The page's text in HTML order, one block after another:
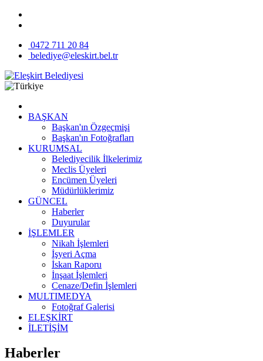
0472 711 20 84
belediye@eleskirt.bel.tr
BAŞKAN
Başkan'ın Özgeçmişi
Başkan'ın Fotoğrafları
KURUMSAL
Belediyecilik İlkelerimiz
Meclis Üyeleri
Encümen Üyeleri
Müdürlüklerimiz
GÜNCEL
Haberler
Duyurular
İŞLEMLER
Nikah İşlemleri
İşyeri Açma
İskan Raporu
İnşaat İşlemleri
Cenaze/Defin İşlemleri
MULTIMEDYA
Fotoğraf Galerisi
ELEŞKİRT
İLETİŞİM
Haberler